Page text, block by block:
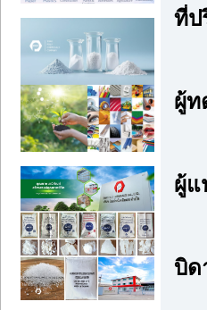
ที่ป
ผู้ท
ผู้แ
บิด